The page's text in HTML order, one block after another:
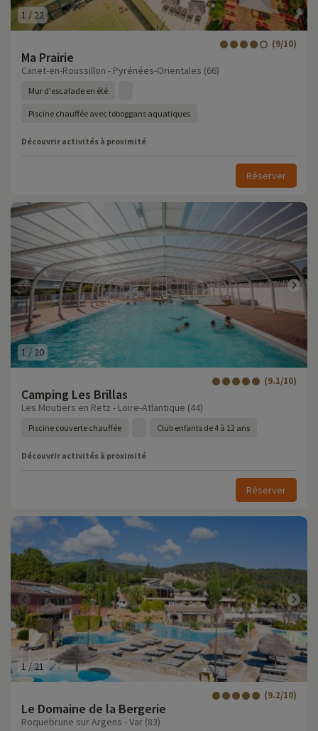
1 / 22
Ma Prairie
(9/10)
Canet-en-Roussillon - Pyrénées-Orientales (66)
Mur d'escalade en été
Piscine chauffée avec toboggans aquatiques
Découvrir activités à proximité
Réserver
1 / 20
Camping Les Brillas
(9.1/10)
Les Moutiers en Retz - Loire-Atlantique (44)
Piscine couverte chauffée Club enfants de 4 à 12 ans
Découvrir activités à proximité
Réserver
1 /21
Le Domaine de la Bergerie
(9.2/10)
Roquebrune sur Argens - Var (83)